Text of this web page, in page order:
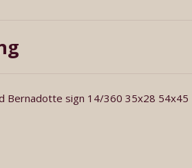
Bernadotte sign 14/360 35x28 54x45